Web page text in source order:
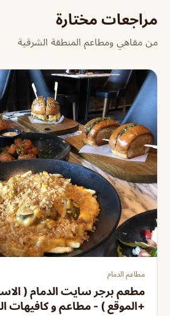
مراجعات مختارة
من مقاهي ومطاعم المنطقة الشرقية
مطاعم الدمام
مطعم برجر سايت الدمام (
+الموقع ) - مطاعم و كافيهات